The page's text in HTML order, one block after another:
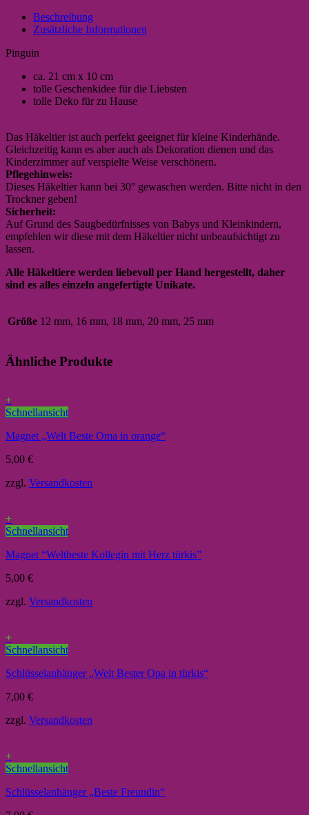
Beschreibung
Zusätzliche Informationen
Pinguin
ca. 21 cm x 10 cm
tolle Geschenkidee für die Liebsten
tolle Deko für zu Hause
Das Häkeltier ist auch perfekt geeignet für kleine Kinderhände.
Gleichzeitig kann es aber auch als Dekoration dienen und das
Kinderzimmer auf verspielte Weise verschönern.
Pflegehinweis:
Dieses Häkeltier kann bei 30° gewaschen werden. Bitte nicht in den
Trockner geben!
Sicherheit:
Auf Grund des Saugbedürfnisses von Babys und Kleinkindern,
empfehlen wir diese mit dem Häkeltier nicht unbeaufsichtigt zu
lassen.
Alle Häkeltiere werden liebevoll per Hand hergestellt, daher
sind es alles einzeln angefertigte Unikate.
Größe 12 mm, 16 mm, 18 mm, 20 mm, 25 mm
Ähnliche Produkte
+
Schnellansicht
Magnet „Welt Beste Oma in orange“
5,00 €
zzgl. Versandkosten
+
Schnellansicht
Magnet “Weltbeste Kollegin mit Herz türkis”
5,00 €
zzgl. Versandkosten
+
Schnellansicht
Schlüsselanhänger „Welt Bester Opa in türkis“
7,00 €
zzgl. Versandkosten
+
Schnellansicht
Schlüsselanhänger „Beste Freundin“